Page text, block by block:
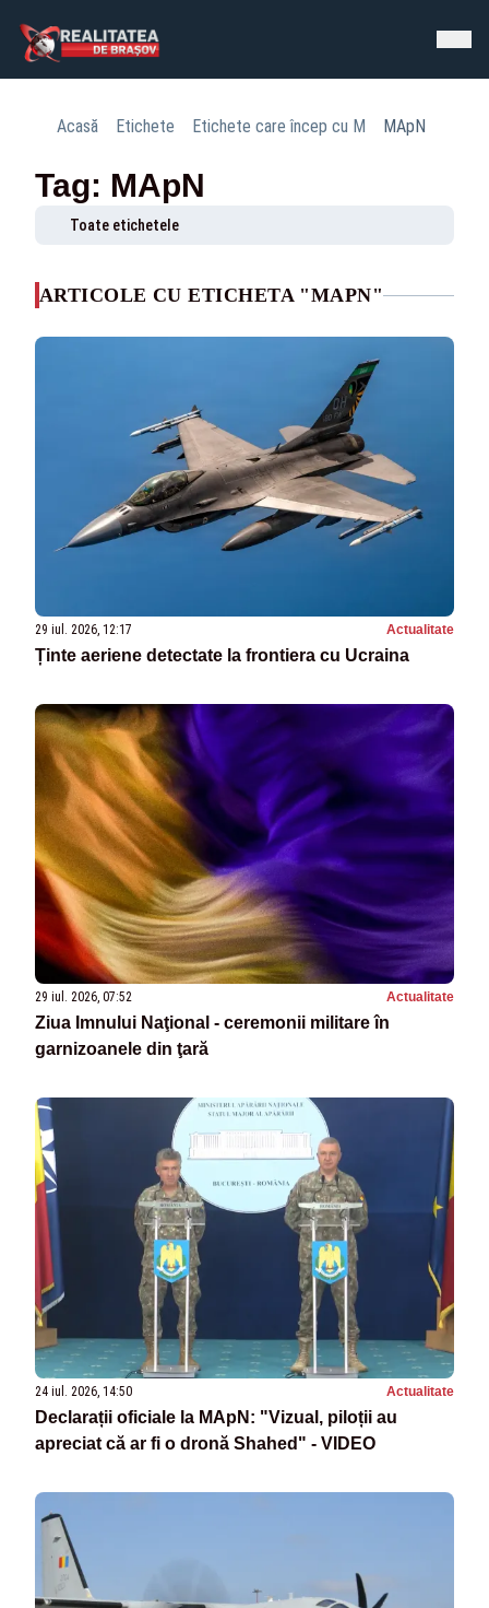
Acasă Etichete Etichete care încep cu M MApN
Tag: MApN
Toate etichetele
ARTICOLE CU ETICHETA "MAPN"
29 iul. 2026, 12:17 Actualitate
Ținte aeriene detectate la frontiera cu Ucraina
29 iul. 2026, 07:52 Actualitate
Ziua Imnului Naţional - ceremonii militare în
garnizoanele din ţară
24 iul. 2026, 14:50 Actualitate
Declarații oficiale la MApN: "Vizual, piloții au
apreciat că ar fi o dronă Shahed" - VIDEO